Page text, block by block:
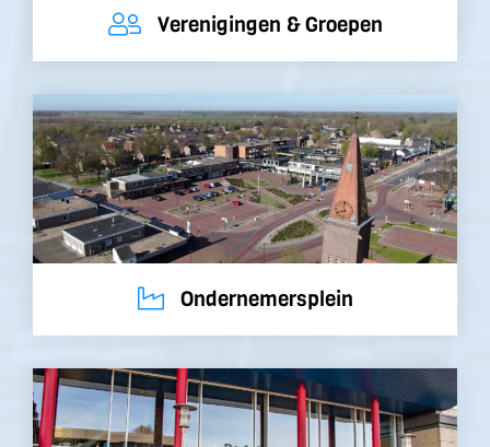
Verenigingen & Groepen
Ondernemersplein